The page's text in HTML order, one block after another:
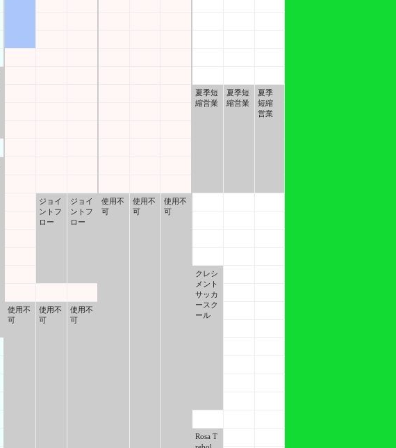
使用不
可
ジョイ
ントフ
ロー
使用不
可
ジョイ
ントフ
ロー
使用不
可
使用不
可
使用不
可
使用不
可
夏季短
縮営業
クレシ
メント
サッカ
ースク
ール
Rosa T
夏季短
縮営業
夏季
短縮
営業